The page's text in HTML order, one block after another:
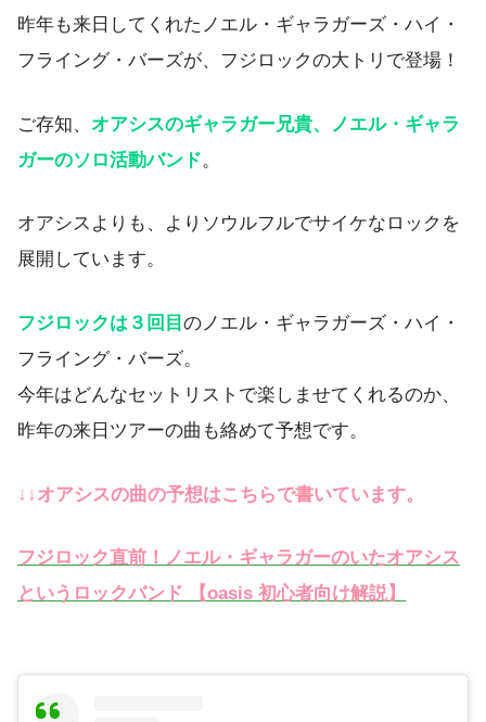
昨年も来日してくれたノエル・ギャラガーズ・ハイ・
フライング・バーズが、フジロックの大トリで登場！
ご存知、 オアシスのギャラガー兄貴、ノエル・ギャラ
ガーのソロ活動バンド。
オアシスよりも、よりソウルフルでサイケなロックを
展開しています。
フジロックは３回目 のノエル・ギャラガーズ・ハイ・
フライング・バーズ。
今年はどんなセットリストで楽しませてくれるのか、
昨年の来日ツアーの曲も絡めて予想です。
↓↓オアシスの曲の予想はこちらで書いています。
フジロック直前！ノエル・ギャラガーのいたオアシス
というロックバンド 【oasis 初心者向け解説】